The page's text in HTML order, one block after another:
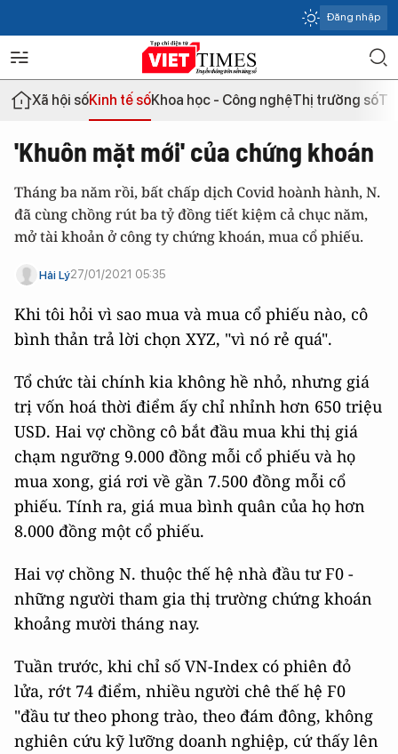
Đăng nhập
Xã hội sốKinh tế sốKhoa học - Công nghệThị trường số
'Khuôn mặt mới' của chứng khoán
Tháng ba năm rồi, bất chấp dịch Covid hoành hành, N.
đã cùng chồng rút ba tỷ đồng tiết kiệm cả chục năm,
mở tài khoản ở công ty chứng khoán, mua cổ phiếu.
Hải Lý27/01/2021 05:35
Khi tôi hỏi vì sao mua và mua cổ phiếu nào, cô
bình thản trả lời chọn XYZ, "vì nó rẻ quá".
Tổ chức tài chính kia không hề nhỏ, nhưng giá
trị vốn hoá thời điểm ấy chỉ nhỉnh hơn 650 triệu
USD. Hai vợ chồng cô bắt đầu mua khi thị giá
chạm ngưỡng 9.000 đồng mỗi cổ phiếu và họ
mua xong, giá rơi về gần 7.500 đồng mỗi cổ
phiếu. Tính ra, giá mua bình quân của họ hơn
8.000 đồng một cổ phiếu.
Hai vợ chồng N. thuộc thế hệ nhà đầu tư F0 -
những người tham gia thị trường chứng khoán
khoảng mười tháng nay.
Tuần trước, khi chỉ số VN-Index có phiên đỏ
lửa, rớt 74 điểm, nhiều người chê thế hệ F0
"đầu tư theo phong trào, theo đám đông, không
nghiên cứu kỹ lưỡng doanh nghiệp, cứ thấy lên